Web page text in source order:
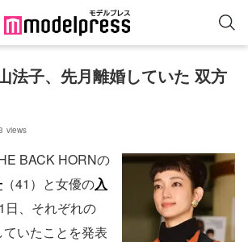
法子、先月離婚していた 双方
views
BACK HORNの
（41）と女優の入
日、それぞれの
いたことを発表